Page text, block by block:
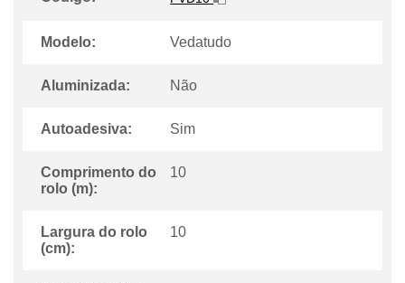
Modelo: Vedatudo
Aluminizada: Não
Autoadesiva: Sim
Comprimento do
rolo (m):
10
Largura do rolo
(cm):
10